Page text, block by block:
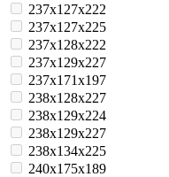
237x127x222
237x127x225
237x128x222
237x129x227
237x171x197
238x128x227
238x129x224
238x129x227
238x134x225
240x175x189